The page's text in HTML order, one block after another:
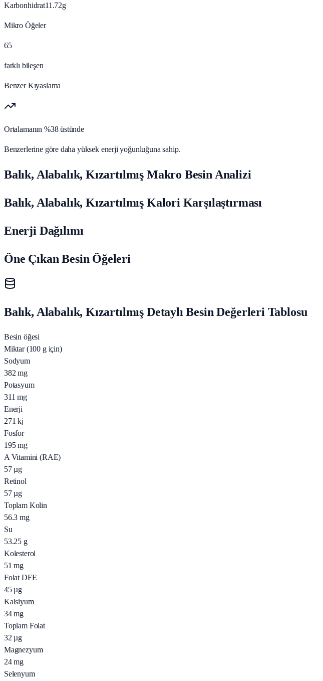
Karbonhidrat11.72g
Mikro Öğeler
65
farklı bileşen
Benzer Kıyaslama
Ortalamanın %38 üstünde
Benzerlerine göre daha yüksek enerji yoğunluğuna sahip.
Balık, Alabalık, Kızartılmış Makro Besin Analizi
Balık, Alabalık, Kızartılmış Kalori Karşılaştırması
Enerji Dağılımı
Öne Çıkan Besin Öğeleri
Balık, Alabalık, Kızartılmış Detaylı Besin Değerleri Tablosu
Besin öğesi
Miktar (100 g için)
Sodyum
382 mg
Potasyum
311 mg
Enerji
271 kj
Fosfor
195 mg
A Vitamini (RAE)
57 µg
Retinol
57 µg
Toplam Kolin
56.3 mg
Su
53.25 g
Kolesterol
51 mg
Folat DFE
45 µg
Kalsiyum
34 mg
Toplam Folat
32 µg
Magnezyum
24 mg
Selenyum